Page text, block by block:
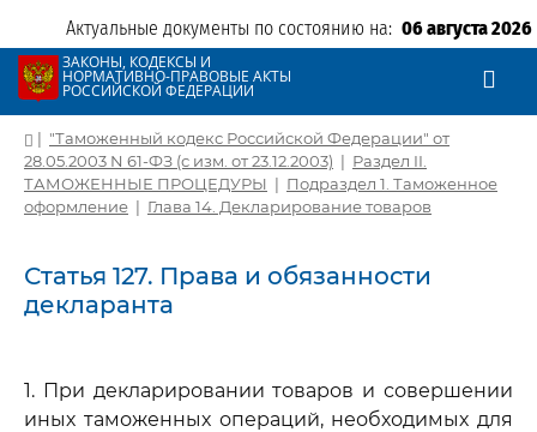
Актуальные документы по состоянию на: 06 августа 2026
ЗАКОНЫ, КОДЕКСЫ И
НОРМАТИВНО-ПРАВОВЫЕ АКТЫ
РОССИЙСКОЙ ФЕДЕРАЦИИ
| "Таможенный кодекс Российской Федерации" от
28.05.2003 N 61-ФЗ (с изм. от 23.12.2003) | Раздел II.
ТАМОЖЕННЫЕ ПРОЦЕДУРЫ | Подраздел 1. Таможенное
оформление | Глава 14. Декларирование товаров
Статья 127. Права и обязанности
декларанта
1. При декларировании товаров и совершении
иных таможенных операций, необходимых для